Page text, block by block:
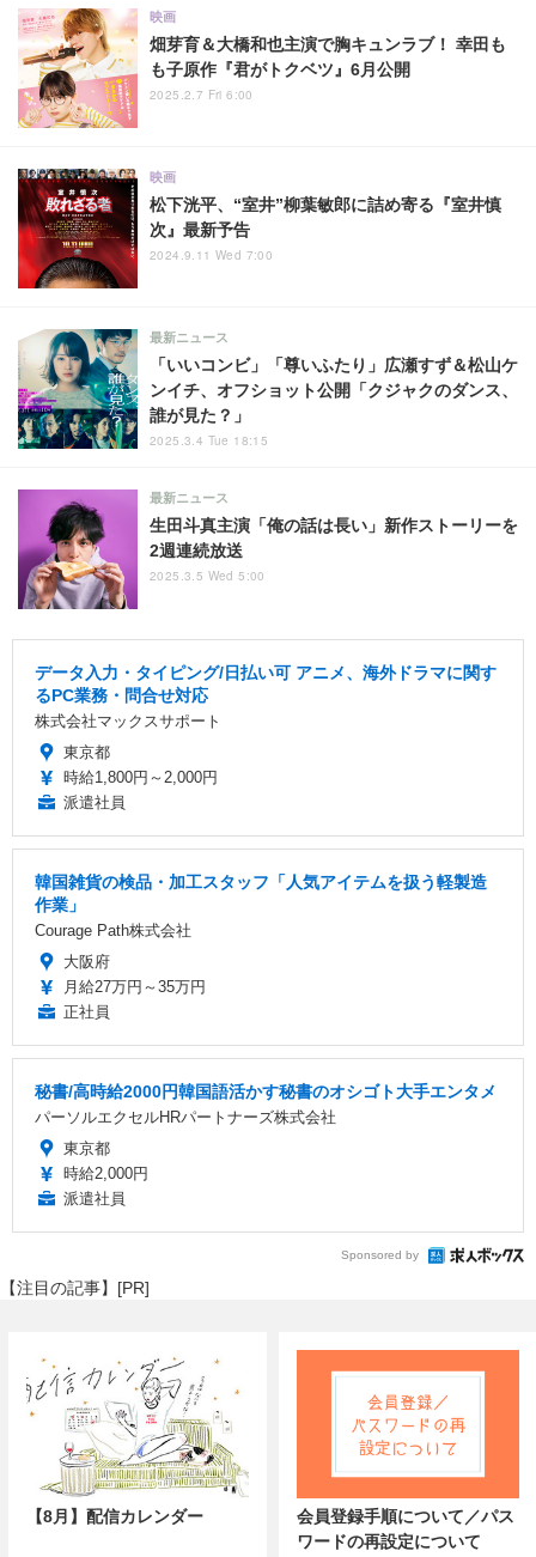
畑芽育＆大橋和也主演で胸キュンラブ！ 幸田も
も子原作『君がトクベツ』6月公開
映画
2025.2.7 Fri 6:00
松下洸平、“室井”柳葉敏郎に詰め寄る『室井慎
次』最新予告
映画
2024.9.11 Wed 7:00
「いいコンビ」「尊いふたり」広瀬すず＆松山ケ
ンイチ、オフショット公開「クジャクのダンス、
誰が見た？」
最新ニュース
2025.3.4 Tue 18:15
生田斗真主演「俺の話は長い」新作ストーリーを
2週連続放送
最新ニュース
2025.3.5 Wed 5:00
データ入力・タイピング/日払い可 アニメ、海外ドラマに関す
るPC業務・問合せ対応
株式会社マックスサポート
東京都
時給1,800円～2,000円
派遣社員
韓国雑貨の検品・加工スタッフ「人気アイテムを扱う軽製造
作業」
Courage Path株式会社
大阪府
月給27万円～35万円
正社員
秘書/高時給2000円韓国語活かす秘書のオシゴト大手エンタメ
パーソルエクセルHRパートナーズ株式会社
東京都
時給2,000円
派遣社員
Sponsored by
【注目の記事】[PR]
【8月】配信カレンダー
会員登録手順について／パス
ワードの再設定について